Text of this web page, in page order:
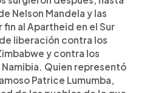
Nelson Mandela y las
al Apartheid en el Sur
liberación contra los
y contra los
Quien representó
Patrice Lumumba,